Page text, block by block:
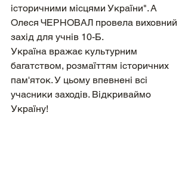
історичними місцями України". А
Олеся ЧЕРНОВАЛ провела виховний
захід для учнів 10-Б.
Україна вражає культурним
багатством, розмаїттям історичних
пам'яток. У цьому впевнені всі
учасники заходів. Відкриваймо
Україну!